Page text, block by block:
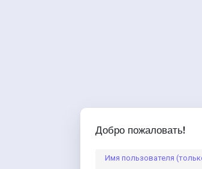
Добро пожаловать!
Имя пользователя